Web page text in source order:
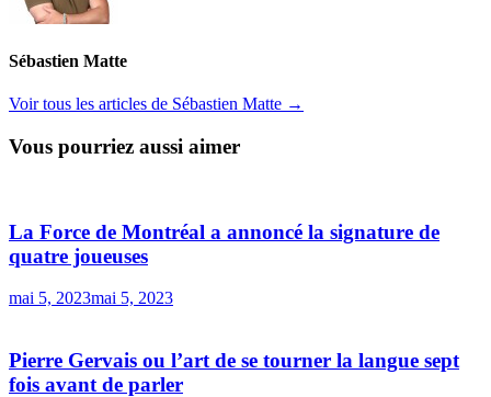
Sébastien Matte
Voir tous les articles de Sébastien Matte →
Vous pourriez aussi aimer
La Force de Montréal a annoncé la signature de
quatre joueuses
mai 5, 2023mai 5, 2023
Pierre Gervais ou l’art de se tourner la langue sept
fois avant de parler